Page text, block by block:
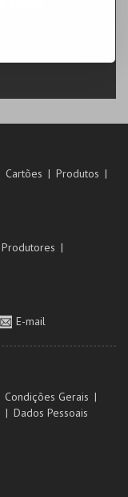
Cartões
Produtos
Produtores
E-mail
Condições Gerais
Dados Pessoais